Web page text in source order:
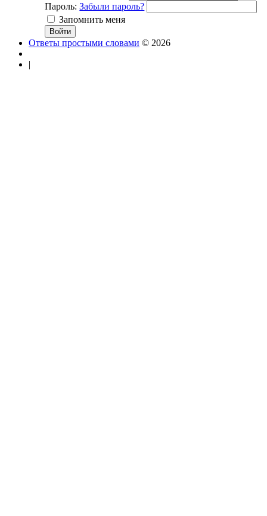
Пароль: Забыли пароль?
Запомнить меня
Ответы простыми словами © 2026
|